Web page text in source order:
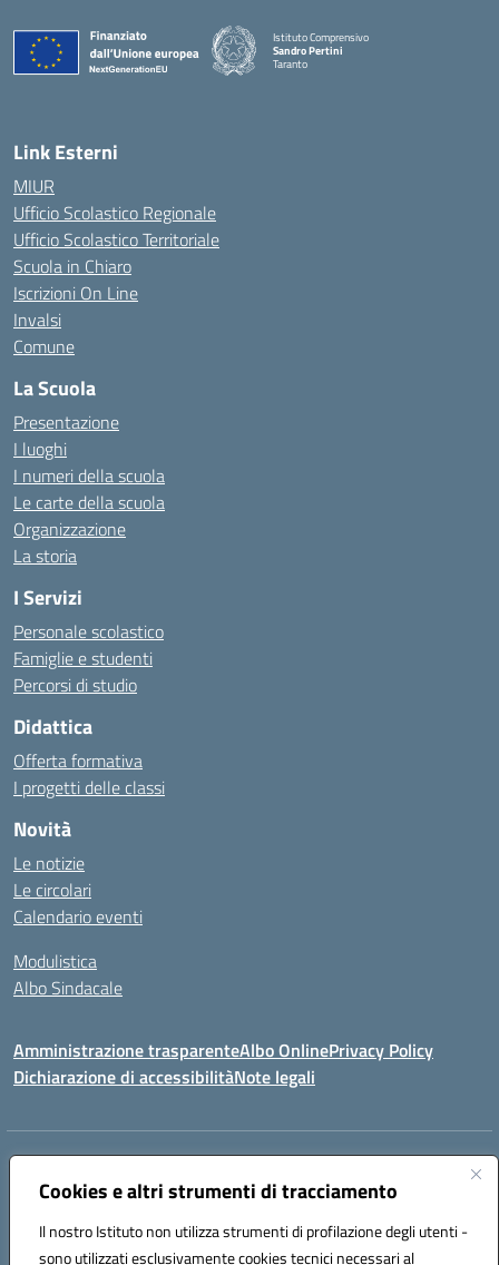
Cookies e altri strumenti di tracciamento
Il nostro Istituto non utilizza strumenti di profilazione degli utenti -
sono utilizzati esclusivamente cookies tecnici necessari al
Istituto Comprensivo
Sandro Pertini
Taranto
Link Esterni
MIUR
Ufficio Scolastico Regionale
Ufficio Scolastico Territoriale
Scuola in Chiaro
Iscrizioni On Line
Invalsi
Comune
La Scuola
Presentazione
I luoghi
I numeri della scuola
Le carte della scuola
Organizzazione
La storia
I Servizi
Personale scolastico
Famiglie e studenti
Percorsi di studio
Didattica
Offerta formativa
I progetti delle classi
Novità
Le notizie
Le circolari
Calendario eventi
Modulistica
Albo Sindacale
Amministrazione trasparenteAlbo OnlinePrivacy Policy
Dichiarazione di accessibilitàNote legali
Indirizzo:
Centralino:0994722507 Email:TAIC873006@istruzione.it
Codice fiscale: 90279480736